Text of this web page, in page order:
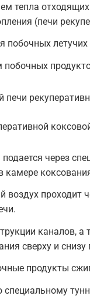
тепла
(печи
побочных
побочных
подается через
воздух проходит
каналов,
сверху и
продукты
специальному